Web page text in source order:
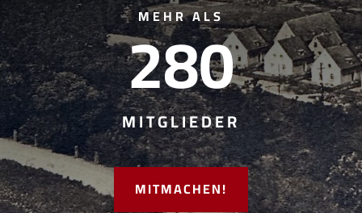
MEHR ALS
280
MITGLIEDER
MITMACHEN!